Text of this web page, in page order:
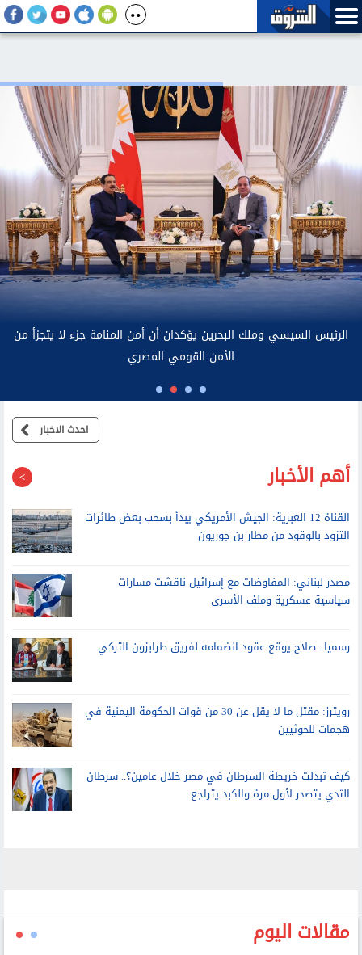
الرئيس السيسي وملك البحرين يؤكدان أن أمن المنامة جزء لا يتجزأ من
الأمن القومي المصري
احدث الاخبار
أهم الأخبار
القناة 12 العبرية: الجيش الأمريكي يبدأ بسحب بعض طائرات
التزود بالوقود من مطار بن جوريون
مصدر لبناني: المفاوضات مع إسرائيل ناقشت مسارات
سياسية عسكرية وملف الأسرى
رسميا.. صلاح يوقع عقود انضمامه لفريق طرابزون التركي
رويترز: مقتل ما لا يقل عن 30 من قوات الحكومة اليمنية في
هجمات للحوثيين
كيف تبدلت خريطة السرطان في مصر خلال عامين؟.. سرطان
الثدي يتصدر لأول مرة والكبد يتراجع
مقالات اليوم